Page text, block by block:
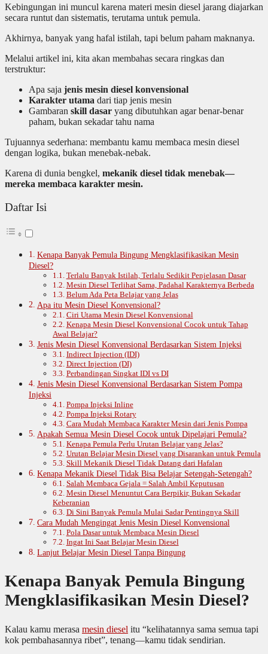
Kebingungan ini muncul karena materi mesin diesel jarang diajarkan
secara runtut dan sistematis, terutama untuk pemula.
Akhirnya, banyak yang hafal istilah, tapi belum paham maknanya.
Melalui artikel ini, kita akan membahas secara ringkas dan
terstruktur:
Apa saja jenis mesin diesel konvensional
Karakter utama dari tiap jenis mesin
Gambaran skill dasar yang dibutuhkan agar benar-benar
paham, bukan sekadar tahu nama
Tujuannya sederhana: membantu kamu membaca mesin diesel
dengan logika, bukan menebak-nebak.
Karena di dunia bengkel, mekanik diesel tidak menebak—
mereka membaca karakter mesin.
Daftar Isi
Kenapa Banyak Pemula Bingung Mengklasifikasikan Mesin
Diesel?
Terlalu Banyak Istilah, Terlalu Sedikit Penjelasan Dasar
Mesin Diesel Terlihat Sama, Padahal Karakternya Berbeda
Belum Ada Peta Belajar yang Jelas
Apa itu Mesin Diesel Konvensional?
Ciri Utama Mesin Diesel Konvensional
Kenapa Mesin Diesel Konvensional Cocok untuk Tahap
Awal Belajar?
Jenis Mesin Diesel Konvensional Berdasarkan Sistem Injeksi
Indirect Injection (IDI)
Direct Injection (DI)
Perbandingan Singkat IDI vs DI
Jenis Mesin Diesel Konvensional Berdasarkan Sistem Pompa
Injeksi
Pompa Injeksi Inline
Pompa Injeksi Rotary
Cara Mudah Membaca Karakter Mesin dari Jenis Pompa
Apakah Semua Mesin Diesel Cocok untuk Dipelajari Pemula?
Kenapa Pemula Perlu Urutan Belajar yang Jelas?
Urutan Belajar Mesin Diesel yang Disarankan untuk Pemula
Skill Mekanik Diesel Tidak Datang dari Hafalan
Kenapa Mekanik Diesel Tidak Bisa Belajar Setengah-Setengah?
Salah Membaca Gejala = Salah Ambil Keputusan
Mesin Diesel Menuntut Cara Berpikir, Bukan Sekadar
Keberanian
Di Sini Banyak Pemula Mulai Sadar Pentingnya Skill
Cara Mudah Mengingat Jenis Mesin Diesel Konvensional
Pola Dasar untuk Membaca Mesin Diesel
Ingat Ini Saat Belajar Mesin Diesel
Lanjut Belajar Mesin Diesel Tanpa Bingung
Kenapa Banyak Pemula Bingung
Mengklasifikasikan Mesin Diesel?
Kalau kamu merasa mesin diesel itu “kelihatannya sama semua tapi
kok pembahasannya ribet”, tenang—kamu tidak sendirian.